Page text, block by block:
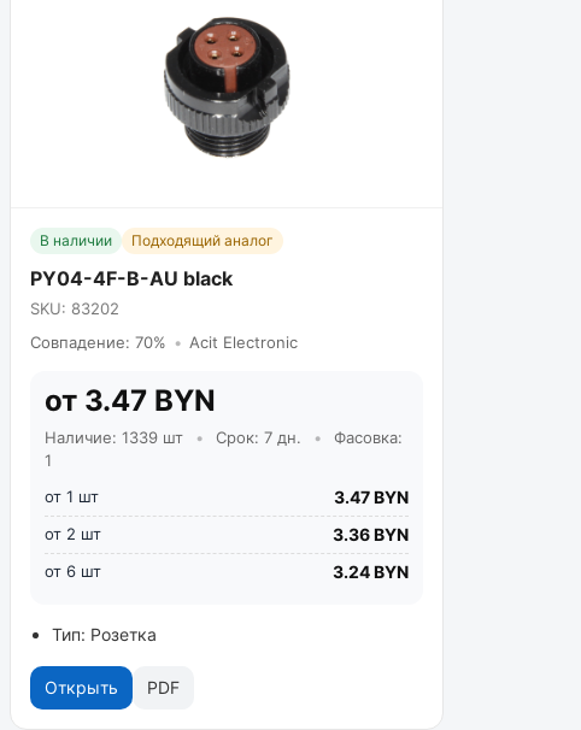
В наличии Подходящий аналог
PY04-4F-B-AU black
SKU: 83202
Совпадение: 70% • Acit Electronic
от 3.47 BYN
Наличие: 1339 шт • Срок: 7 дн. •
Фасовка:
1
от 1 шт
3.47 BYN
от 2 шт 3.36 BYN
от 6 шт 3.24 BYN
Тип: Розетка
Открыть PDF